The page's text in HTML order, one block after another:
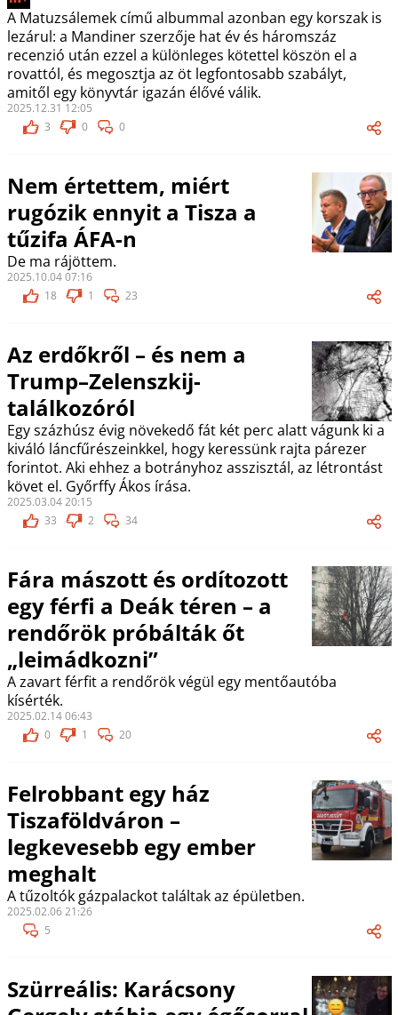
A Matuzsálemek című albummal azonban egy korszak is
lezárul: a Mandiner szerzője hat év és háromszáz
recenzió után ezzel a különleges kötettel köszön el a
rovattól, és megosztja az öt legfontosabb szabályt,
amitől egy könyvtár igazán élővé válik.
2025.12.31 12:05
3
0 0
Nem értettem, miért
rugózik ennyit a Tisza a
tűzifa ÁFA-n
De ma rájöttem.
2025.10.04 07:16
18
1 23
Az erdőkről – és nem a
Trump–Zelenszkij-
találkozóról
Egy százhúsz évig növekedő fát két perc alatt vágunk ki a
kiváló láncfűrészeinkkel, hogy keressünk rajta párezer
forintot. Aki ehhez a botrányhoz asszisztál, az létrontást
követ el. Győrffy Ákos írása.
2025.03.04 20:15
33
2 34
Fára mászott és ordítozott
egy férfi a Deák téren – a
rendőrök próbálták őt
„leimádkozni”
A zavart férfit a rendőrök végül egy mentőautóba
kísérték.
2025.02.14 06:43
0
1 20
Felrobbant egy ház
Tiszaföldváron –
legkevesebb egy ember
meghalt
A tűzoltók gázpalackot találtak az épületben.
2025.02.06 21:26
5
Szürreális: Karácsony